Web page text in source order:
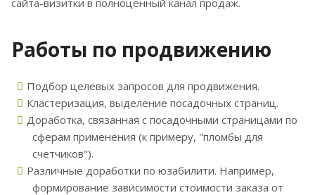
Работы по продвижению
Подбор целевых запросов для продвижения.
Кластеризация, выделение посадочных страниц.
Доработка, связанная с посадочными страницами по
сферам применения (к примеру, "пломбы для
счетчиков").
Различные доработки по юзабилити. Например,
формирование зависимости стоимости заказа от